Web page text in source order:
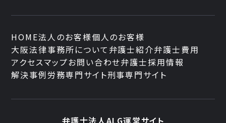
HOME法人のお客様個人のお客様
大阪法律事務所について 弁護士紹介弁護士費用
アクセスマップお問い合わせ弁護士採用情報
解決事例労務専門サイト刑事専門サイト
弁護士法人ALG運営サイト